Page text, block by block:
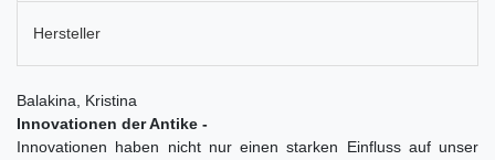
Hersteller
Balakina, Kristina
Innovationen der Antike -
Innovationen haben nicht nur einen starken Einfluss auf unser